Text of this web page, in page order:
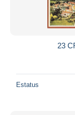
23
Estatus